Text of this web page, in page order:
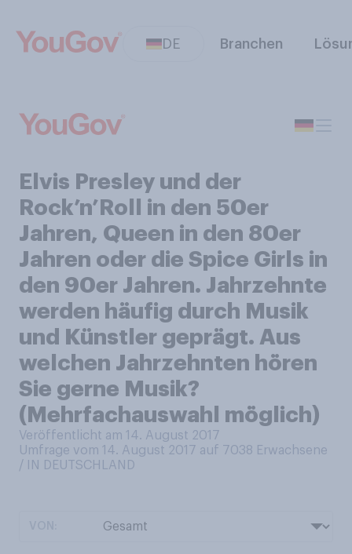
DE Branchen
Elvis Presley und der
Rock’n’Roll in den 50er
Jahren, Queen in den 80er
Jahren oder die Spice Girls in
den 90er Jahren. Jahrzehnte
werden häufig durch Musik
und Künstler geprägt. Aus
welchen Jahrzehnten hören
Sie gerne Musik?
(Mehrfachauswahl möglich)
Veröffentlicht am 14. August 2017
Umfrage vom 14. August 2017 auf 7038 Erwachsene
/ IN DEUTSCHLAND